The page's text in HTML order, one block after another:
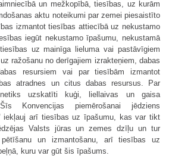
un mežkopībā, tiesības, uz kurām
aktu noteikumi par zemei piesaistīto
izmantot tiesības attiecībā uz nekustamo
iegūt nekustamo īpašumu, nekustamā
uz mainīga lieluma vai pastāvīgiem
ražošanu no derīgajiem izrakteņiem, dabas
resursiem vai par tiesībām izmantot
atradnes un citus dabas resursus. Par
uzskatīti kuģi, liellaivas un gaisa
Konvencijas piemērošanai jēdziens
iekļauj arī tiesības uz īpašumu, kas var tikt
Valsts jūras un zemes dzīļu un tur
un izmantošanu, arī tiesības uz
kuru var gūt šis īpašums.